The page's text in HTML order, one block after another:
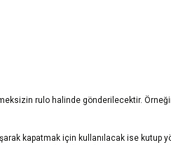
rulo halinde gönderilecektir.
kapatmak için kullanılacak ise kutup